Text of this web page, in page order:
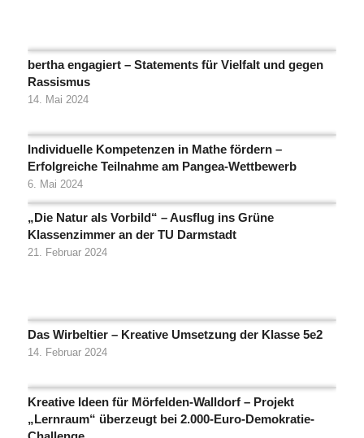
bertha engagiert – Statements für Vielfalt und gegen
Rassismus
14. Mai 2024
Individuelle Kompetenzen in Mathe fördern –
Erfolgreiche Teilnahme am Pangea-Wettbewerb
6. Mai 2024
„Die Natur als Vorbild“ – Ausflug ins Grüne
Klassenzimmer an der TU Darmstadt
21. Februar 2024
Das Wirbeltier – Kreative Umsetzung der Klasse 5e2
14. Februar 2024
Kreative Ideen für Mörfelden-Walldorf – Projekt
„Lernraum“ überzeugt bei 2.000-Euro-Demokratie-